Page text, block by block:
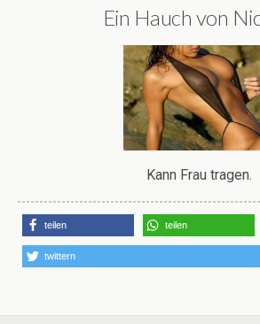
Ein Hauch von
Kann Frau tragen.
teilen teilen
twittern